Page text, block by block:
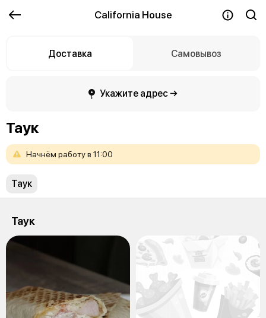
California House
Доставка Самовывоз
Укажите адрес →
Таук
Начнём работув 11:00
Таук
Таук